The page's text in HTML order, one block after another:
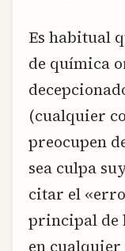
Es habitual
de química
(cualquier
preocupen
sea culpa
citar el
principal de
en